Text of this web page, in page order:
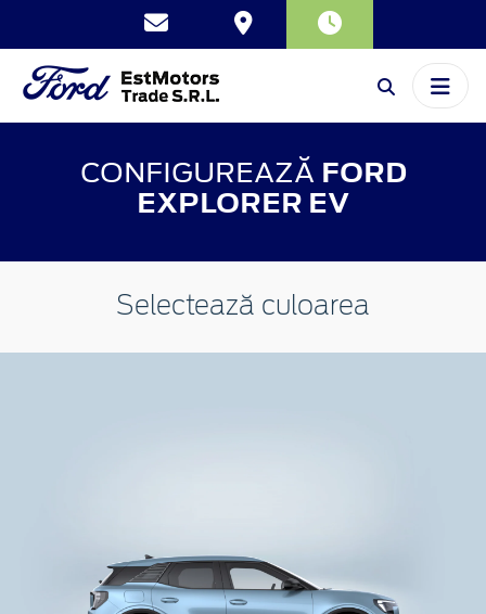
CONFIGUREAZĂ FORD
EXPLORER EV
Selectează culoarea